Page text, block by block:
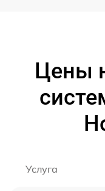
Цены
Услуга